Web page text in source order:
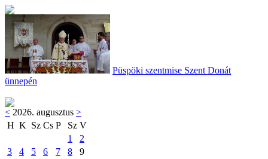
Püspöki szentmise Szent Donát
ünnepén
< 2026. augusztus >
H K Sz Cs P Sz V
1
2
3
4 5 6 7 8
9